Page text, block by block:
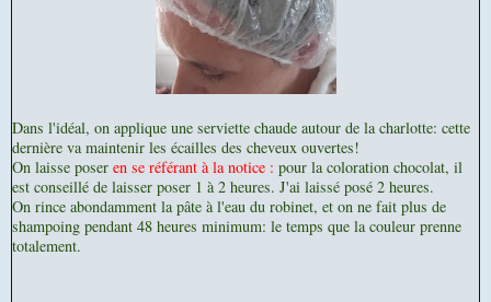
Dans l'idéal, on applique une serviette chaude autour de la charlotte: cette
dernière va maintenir les écailles des cheveux ouvertes!
On laisse poser en se référant à la notice : pour la coloration chocolat, il
est conseillé de laisser poser 1 à 2 heures. J'ai laissé posé 2 heures.
On rince abondamment la pâte à l'eau du robinet, et on ne fait plus de
shampoing pendant 48 heures minimum: le temps que la couleur prenne
totalement.